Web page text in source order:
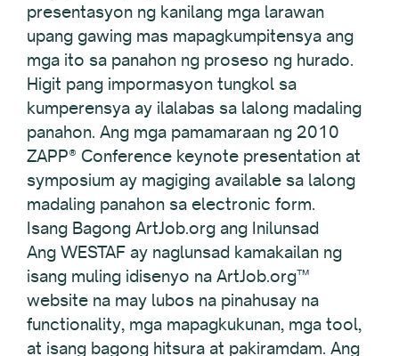
presentasyon ng kanilang mga larawan
upang gawing mas mapagkumpitensya ang
mga ito sa panahon ng proseso ng hurado.
Higit pang impormasyon tungkol sa
kumperensya ay ilalabas sa lalong madaling
panahon. Ang mga pamamaraan ng 2010
ZAPP® Conference keynote presentation at
symposium ay magiging available sa lalong
madaling panahon sa electronic form.
Isang Bagong ArtJob.org ang Inilunsad
Ang WESTAF ay naglunsad kamakailan ng
isang muling idisenyo na ArtJob.org™
website na may lubos na pinahusay na
functionality, mga mapagkukunan, mga tool,
at isang bagong hitsura at pakiramdam. Ang